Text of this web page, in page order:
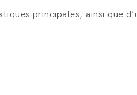
principales, ainsi que